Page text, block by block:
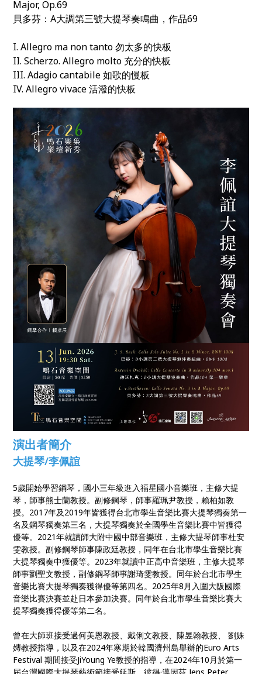
Major, Op.69
貝多芬：A大調第三號大提琴奏鳴曲，作品69
I. Allegro ma non tanto 勿太多的快板
II. Scherzo. Allegro molto 充分的快板
III. Adagio cantabile 如歌的慢板
IV. Allegro vivace 活潑的快板
演出者簡介
大提琴/李佩誼
5歲開始學習鋼琴，國小三年級進入福星國小音樂班，主修大提
琴，師事熊士蘭教授。副修鋼琴，師事羅珮尹教授，賴柏如教
授。2017年及2019年皆獲得台北市學生音樂比賽大提琴獨奏第一
名及鋼琴獨奏第三名，大提琴獨奏於全國學生音樂比賽中皆獲得
優等。2021年就讀師大附中國中部音樂班，主修大提琴師事杜安
雯教授。副修鋼琴師事陳政廷教授，同年在台北市學生音樂比賽
大提琴獨奏中獲優等。2023年就讀中正高中音樂班，主修大提琴
師事劉聖文教授，副修鋼琴師事謝琦雯教授。同年於台北市學生
音樂比賽大提琴獨奏獲得優等第四名。2025年8月入圍大阪國際
音樂比賽決賽並赴日本參加決賽。同年於台北市學生音樂比賽大
提琴獨奏獲得優等第二名。
曾在大師班接受過何美恩教授、戴俐文教授、陳昱翰教授、 劉姝
嫥教授指導，以及在2024年寒期於韓國濟州島舉辦的Euro Arts
Festival 期間接受JiYoung Ye教授的指導，在2024年10月於第一